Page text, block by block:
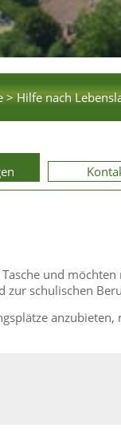
> Hilfe nach
und
schulischen